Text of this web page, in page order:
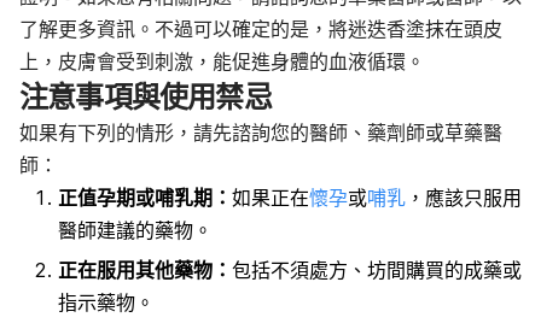
了解更多資訊。不過可以確定的是，將迷迭香塗抹在頭皮
上，皮膚會受到刺激，能促進身體的血液循環。
注意事項與使用禁忌
如果有下列的情形，請先諮詢您的醫師、藥劑師或草藥醫
師：
正值孕期或哺乳期： 如果正在懷孕或哺乳 ，應該只服用
醫師建議的藥物。
正在服用其他藥物： 包括不須處方、坊間購買的成藥或
指示藥物。